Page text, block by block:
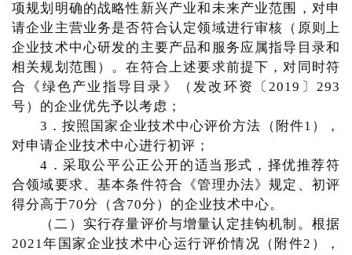
项规划明确的战略性新兴产业和未来产业范围，对申
请企业主营业务是否符合认定领域进行审核（原则上
企业技术中心研发的主要产品和服务应属指导目录和
相关规划范围）。在符合上述要求前提下，对同时符
合《绿色产业指导目录》（发改环资〔2019〕293
号）的企业优先予以考虑；
3．按照国家企业技术中心评价方法（附件1），
对申请企业技术中心进行初评；
4．采取公平公正公开的适当形式，择优推荐符
合领域要求、基本条件符合《管理办法》规定、初评
得分高于70分（含70分）的企业技术中心。
（二）实行存量评价与增量认定挂钩机制。根据
2021年国家企业技术中心运行评价情况（附件2），